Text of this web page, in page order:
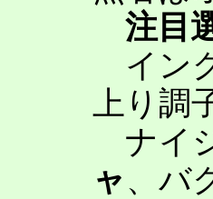
注目
イン
上り調
ナイ
ャ 、バ